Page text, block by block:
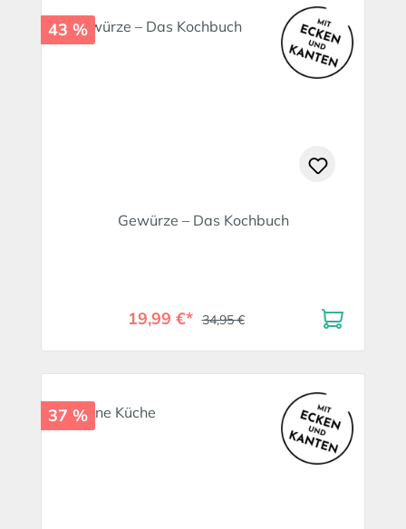
43 %
Gewürze – Das Kochbuch
19,99 €* 34,95 €
37 %